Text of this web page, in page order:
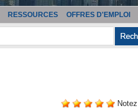
RESSOURCES OFFRES D'EMPLOI
Notez